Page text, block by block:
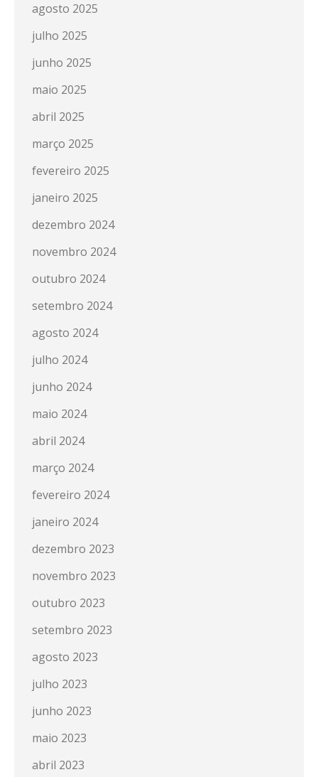
agosto 2025
julho 2025
junho 2025
maio 2025
abril 2025
março 2025
fevereiro 2025
janeiro 2025
dezembro 2024
novembro 2024
outubro 2024
setembro 2024
agosto 2024
julho 2024
junho 2024
maio 2024
abril 2024
março 2024
fevereiro 2024
janeiro 2024
dezembro 2023
novembro 2023
outubro 2023
setembro 2023
agosto 2023
julho 2023
junho 2023
maio 2023
abril 2023